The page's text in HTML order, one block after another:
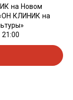
на Новом
КЛИНИК на